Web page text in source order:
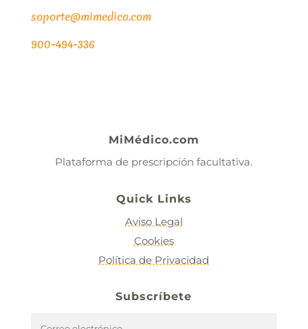
soporte@mimedico.com
900-494-336
MiMédico.com
Plataforma de prescripción facultativa.
Quick Links
Aviso Legal
Cookies
Política de Privacidad
Subscríbete